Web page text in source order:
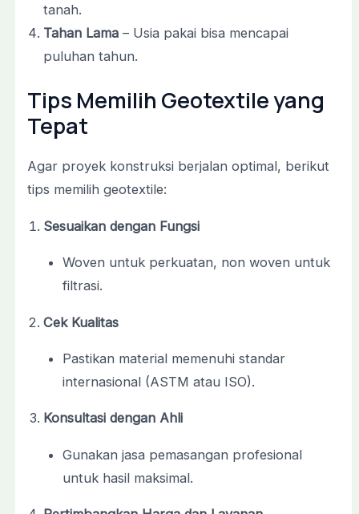
tanah.
Tahan Lama– Usia pakai bisa mencapai
puluhan tahun.
Tips Memilih Geotextile yang
Tepat
Agar proyek konstruksi berjalan optimal, berikut
tips memilih geotextile:
Sesuaikan dengan Fungsi
Woven untuk perkuatan, non woven untuk
filtrasi.
Cek Kualitas
Pastikan material memenuhi standar
internasional (ASTM atau ISO).
Konsultasi dengan Ahli
Gunakan jasa pemasangan profesional
untuk hasil maksimal.